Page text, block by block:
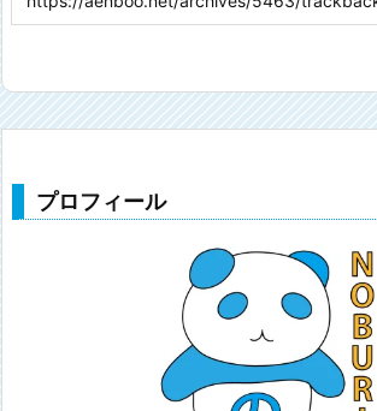
プロフィール